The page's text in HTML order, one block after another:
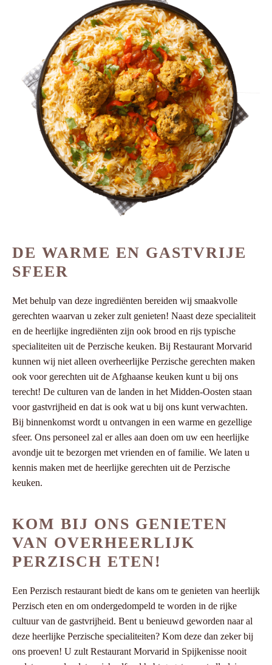
DE WARME EN GASTVRIJE
SFEER
Met behulp van deze ingrediënten bereiden wij smaakvolle
gerechten waarvan u zeker zult genieten! Naast deze specialiteit
en de heerlijke ingrediënten zijn ook brood en rijs typische
specialiteiten uit de Perzische keuken. Bij Restaurant Morvarid
kunnen wij niet alleen overheerlijke Perzische gerechten maken
ook voor gerechten uit de Afghaanse keuken kunt u bij ons
terecht! De culturen van de landen in het Midden-Oosten staan
voor gastvrijheid en dat is ook wat u bij ons kunt verwachten.
Bij binnenkomst wordt u ontvangen in een warme en gezellige
sfeer. Ons personeel zal er alles aan doen om uw een heerlijke
avondje uit te bezorgen met vrienden en of familie. We laten u
kennis maken met de heerlijke gerechten uit de Perzische
keuken.
KOM BIJ ONS GENIETEN
VAN OVERHEERLIJK
PERZISCH ETEN!
Een Perzisch restaurant biedt de kans om te genieten van heerlijk
Perzisch eten en om ondergedompeld te worden in de rijke
cultuur van de gastvrijheid. Bent u benieuwd geworden naar al
deze heerlijke Perzische specialiteiten? Kom deze dan zeker bij
ons proeven! U zult Restaurant Morvarid in Spijkenisse nooit